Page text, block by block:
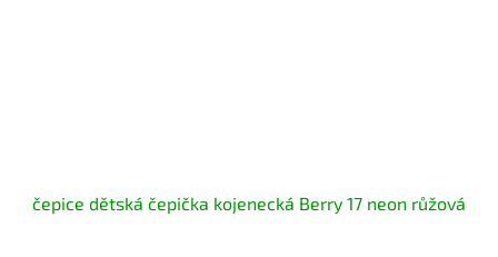
čepice dětská čepička kojenecká Berry 17 neon růžová